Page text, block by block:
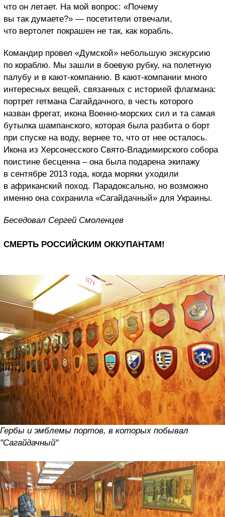
что он летает. На мой вопрос: «Почему
вы так думаете?» — посетители отвечали,
что вертолет покрашен не так, как корабль.
Командир провел «Думской» небольшую экскурсию
по кораблю. Мы зашли в боевую рубку, на полетную
палубу и в кают-компанию. В кают-компании много
интересных вещей, связанных с историей флагмана:
портрет гетмана Сагайдачного, в честь которого
назван фрегат, икона Военно-морских сил и та самая
бутылка шампанского, которая была разбита о борт
при спуске на воду, вернее то, что от нее осталось.
Икона из Херсонесского Свято-Владимирского собора
поистине бесценна – она была подарена экипажу
в сентябре 2013 года, когда моряки уходили
в африканский поход. Парадоксально, но возможно
именно она сохранила «Сагайдачный» для Украины.
Беседовал Сергей Смоленцев
СМЕРТЬ РОССИЙСКИМ ОККУПАНТАМ!
Гербы и эмблемы портов, в которых побывал
"Сагайдачный"